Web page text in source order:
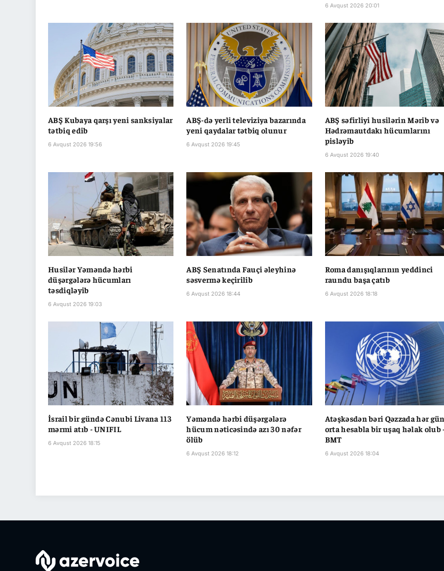
6 Avqust 2026 20:01
ABŞ Kubaya qarşı yeni sanksiyalar
tətbiq edib
6 Avqust 2026 19:56
ABŞ-də yerli televiziya bazarında
yeni qaydalar tətbiq olunur
6 Avqust 2026 19:45
ABŞ səfirliyi husilərin Mərib və
Hədrəmautdakı hücumlarını
pisləyib
6 Avqust 2026 19:40
Husilər Yəməndə hərbi
düşərgələrə hücumları
təsdiqləyib
6 Avqust 2026 19:03
ABŞ Senatında Fauçi əleyhinə
səsvermə keçirilib
6 Avqust 2026 18:44
Roma danışıqlarının yeddinci
raundu başa çatıb
6 Avqust 2026 18:18
İsrail bir gündə Cənubi Livana 113
mərmi atıb - UNIFIL
6 Avqust 2026 18:15
Yəməndə hərbi düşərgələrə
hücum nəticəsində azı 30 nəfər
ölüb
6 Avqust 2026 18:12
Atəşkəsdən bəri Qəzzada hər
orta hesabla bir uşaq həlak olub
BMT
6 Avqust 2026 18:04